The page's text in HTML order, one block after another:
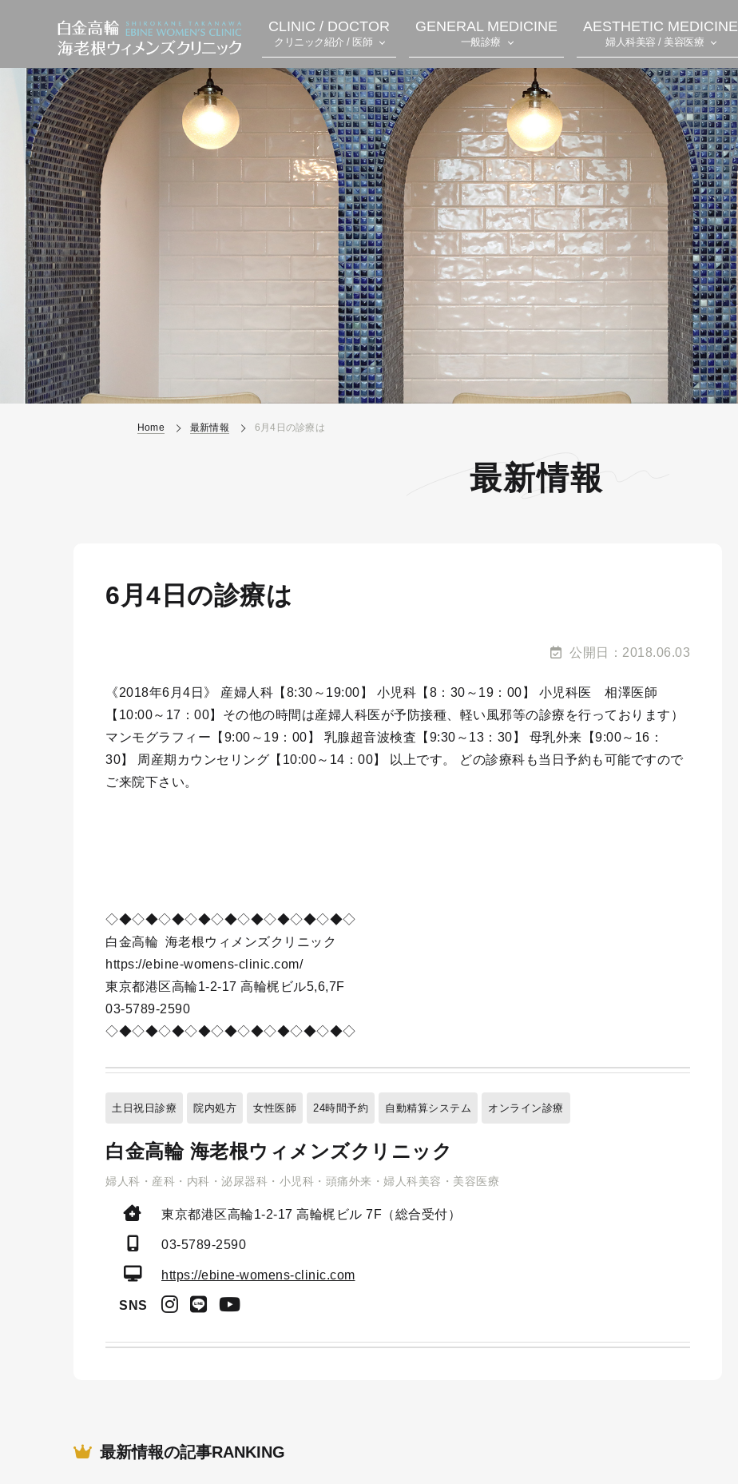
CLINIC / DOCTOR
クリニック紹介 / 医師
GENERAL MEDICINE
一般診療
AESTHETIC MEDICINE
婦人科美容 / 美容医療
Home 最新情報 6月4日の診療は
最新情報
6月4日の診療は
公開日：2018.06.03
《2018年6月4日》 産婦人科【8:30～19:00】 小児科【8：30～19：00】 小児科医 相澤医師
【10:00～17：00】その他の時間は産婦人科医が予防接種、軽い風邪等の診療を行っております）
マンモグラフィー【9:00～19：00】 乳腺超音波検査【9:30～13：30】 母乳外来【9:00～16：
30】 周産期カウンセリング【10:00～14：00】 以上です。 どの診療科も当日予約も可能ですので
ご来院下さい。
◇◆◇◆◇◆◇◆◇◆◇◆◇◆◇◆◇◆◇
白金高輪 海老根ウィメンズクリニック
https://ebine-womens-clinic.com/
東京都港区高輪1-2-17 高輪梶ビル5,6,7F
03-5789-2590
◇◆◇◆◇◆◇◆◇◆◇◆◇◆◇◆◇◆◇
土日祝日診療 院内処方 女性医師 24時間予約 自動精算システム オンライン診療
白金高輪 海老根ウィメンズクリニック
婦人科・産科・内科・泌尿器科・小児科・頭痛外来・婦人科美容・美容医療
東京都港区高輪1-2-17 高輪梶ビル 7F（総合受付）
03-5789-2590
https://ebine-womens-clinic.com
SNS
最新情報の記事RANKING